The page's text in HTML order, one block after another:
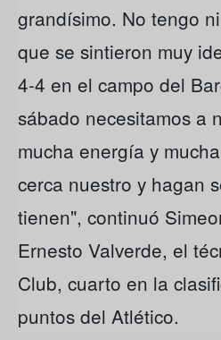
grandísimo. No tengo
que se sintieron muy
4-4 en el campo del
sábado necesitamos a
mucha energía y
cerca nuestro y hagan
tienen", continuó
Ernesto Valverde, el
Club, cuarto en la
puntos del Atlético.